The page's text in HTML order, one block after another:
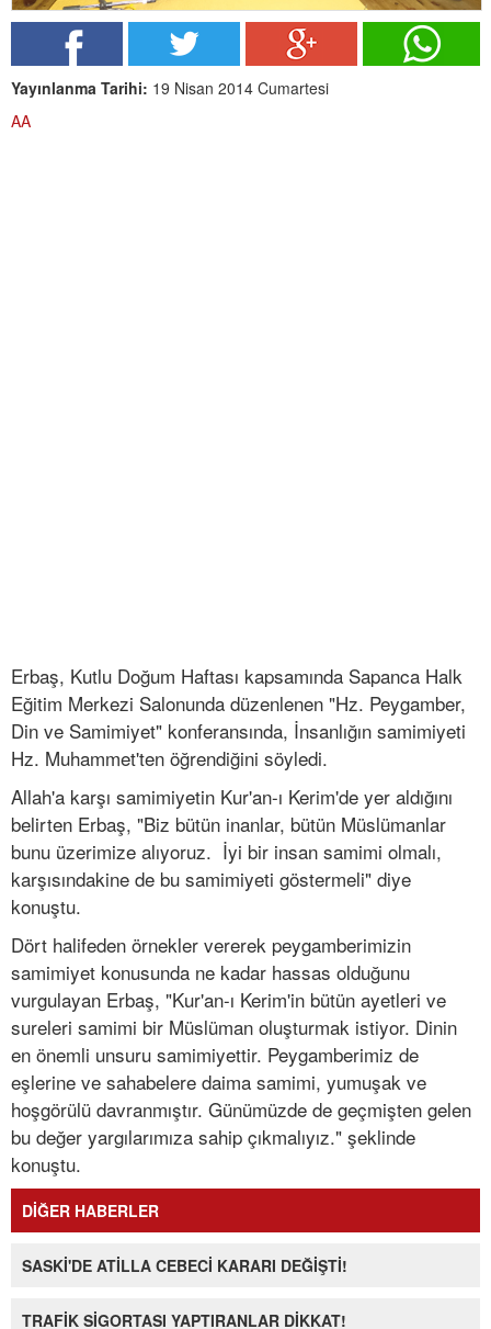
Yayınlanma Tarihi: 19 Nisan 2014 Cumartesi
AA
Erbaş, Kutlu Doğum Haftası kapsamında Sapanca Halk
Eğitim Merkezi Salonunda düzenlenen "Hz. Peygamber,
Din ve Samimiyet" konferansında, İnsanlığın samimiyeti
Hz. Muhammet'ten öğrendiğini söyledi.
Allah'a karşı samimiyetin Kur'an-ı Kerim'de yer aldığını
belirten Erbaş, "Biz bütün inanlar, bütün Müslümanlar
bunu üzerimize alıyoruz. İyi bir insan samimi olmalı,
karşısındakine de bu samimiyeti göstermeli" diye
konuştu.
Dört halifeden örnekler vererek peygamberimizin
samimiyet konusunda ne kadar hassas olduğunu
vurgulayan Erbaş, "Kur'an-ı Kerim'in bütün ayetleri ve
sureleri samimi bir Müslüman oluşturmak istiyor. Dinin
en önemli unsuru samimiyettir. Peygamberimiz de
eşlerine ve sahabelere daima samimi, yumuşak ve
hoşgörülü davranmıştır. Günümüzde de geçmişten gelen
bu değer yargılarımıza sahip çıkmalıyız." şeklinde
konuştu.
DİĞER HABERLER
SASKİ'DE ATİLLA CEBECİ KARARI DEĞİŞTİ!
TRAFİK SİGORTASI YAPTIRANLAR DİKKAT!